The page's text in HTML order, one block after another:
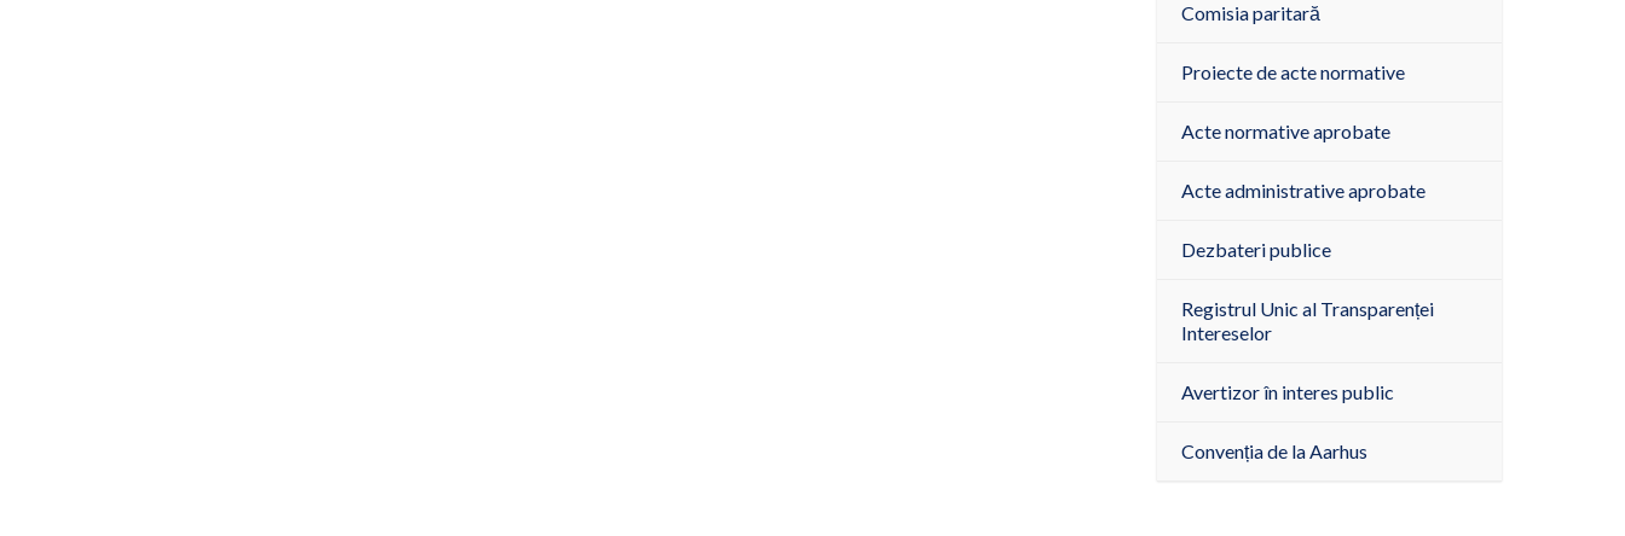
Comisia paritară
Proiecte de acte normative
Acte normative aprobate
Acte administrative aprobate
Dezbateri publice
Registrul Unic al Transparenței
Intereselor
Avertizor în interes public
Convenția de la Aarhus